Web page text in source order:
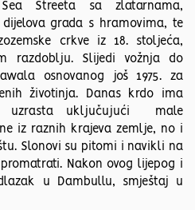
Streeta sa zlatarnama,
grada s hramovima, te
crkve iz 18. stoljeća,
razdoblju. Slijedi vožnja do
osnovanog još 1975. za
životinja. Danas krdo ima
uzrasta uključujući male
iz raznih krajeva zemlje, no i
Slonovi su pitomi i navikli na
Nakon ovog lijepog i
u Dambullu, smještaj u